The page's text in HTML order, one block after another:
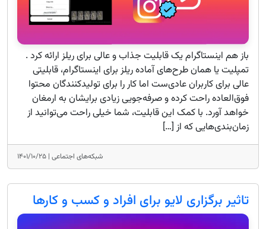
باز هم اینستاگرام یک قابلیت جذاب و عالی برای ریلز ارائه کرد .
تمپلیت یا همان طرح‌های آماده ریلز برای اینستاگرام، قابلیتی
عالی برای کاربران عادی‌ست اما کار را برای تولیدکنندگان محتوا
فوق‌العاده راحت کرده و صرفه‌جویی زیادی برایشان به ارمغان
خواهد آورد. با کمک این قابلیت، شما خیلی راحت می‌توانید از
زمان‌بندی‌هایی که از […]
شبکه‌های اجتماعی | ۱۴۰۱/۱۰/۲۵
تاثیر برگزاری لایو برای افراد و کسب و کارها